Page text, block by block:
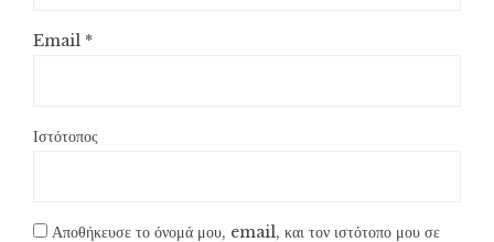
Email *
Ιστότοπος
Αποθήκευσε το όνομά μου, email, και τον ιστότοπο μου σε